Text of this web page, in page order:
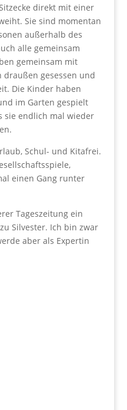
direkt mit einer
Sie sind momentan
außerhalb des
alle gemeinsam
gemeinsam mit
draußen gesessen und
Die Kinder haben
im Garten gespielt
sie endlich mal wieder
Schul- und Kitafrei.
einen Gang runter
Tageszeitung ein
Silvester. Ich bin zwar
aber als Expertin